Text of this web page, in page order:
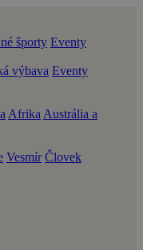
športy Eventy
výbava Eventy
Afrika Austrália a
Vesmír Človek